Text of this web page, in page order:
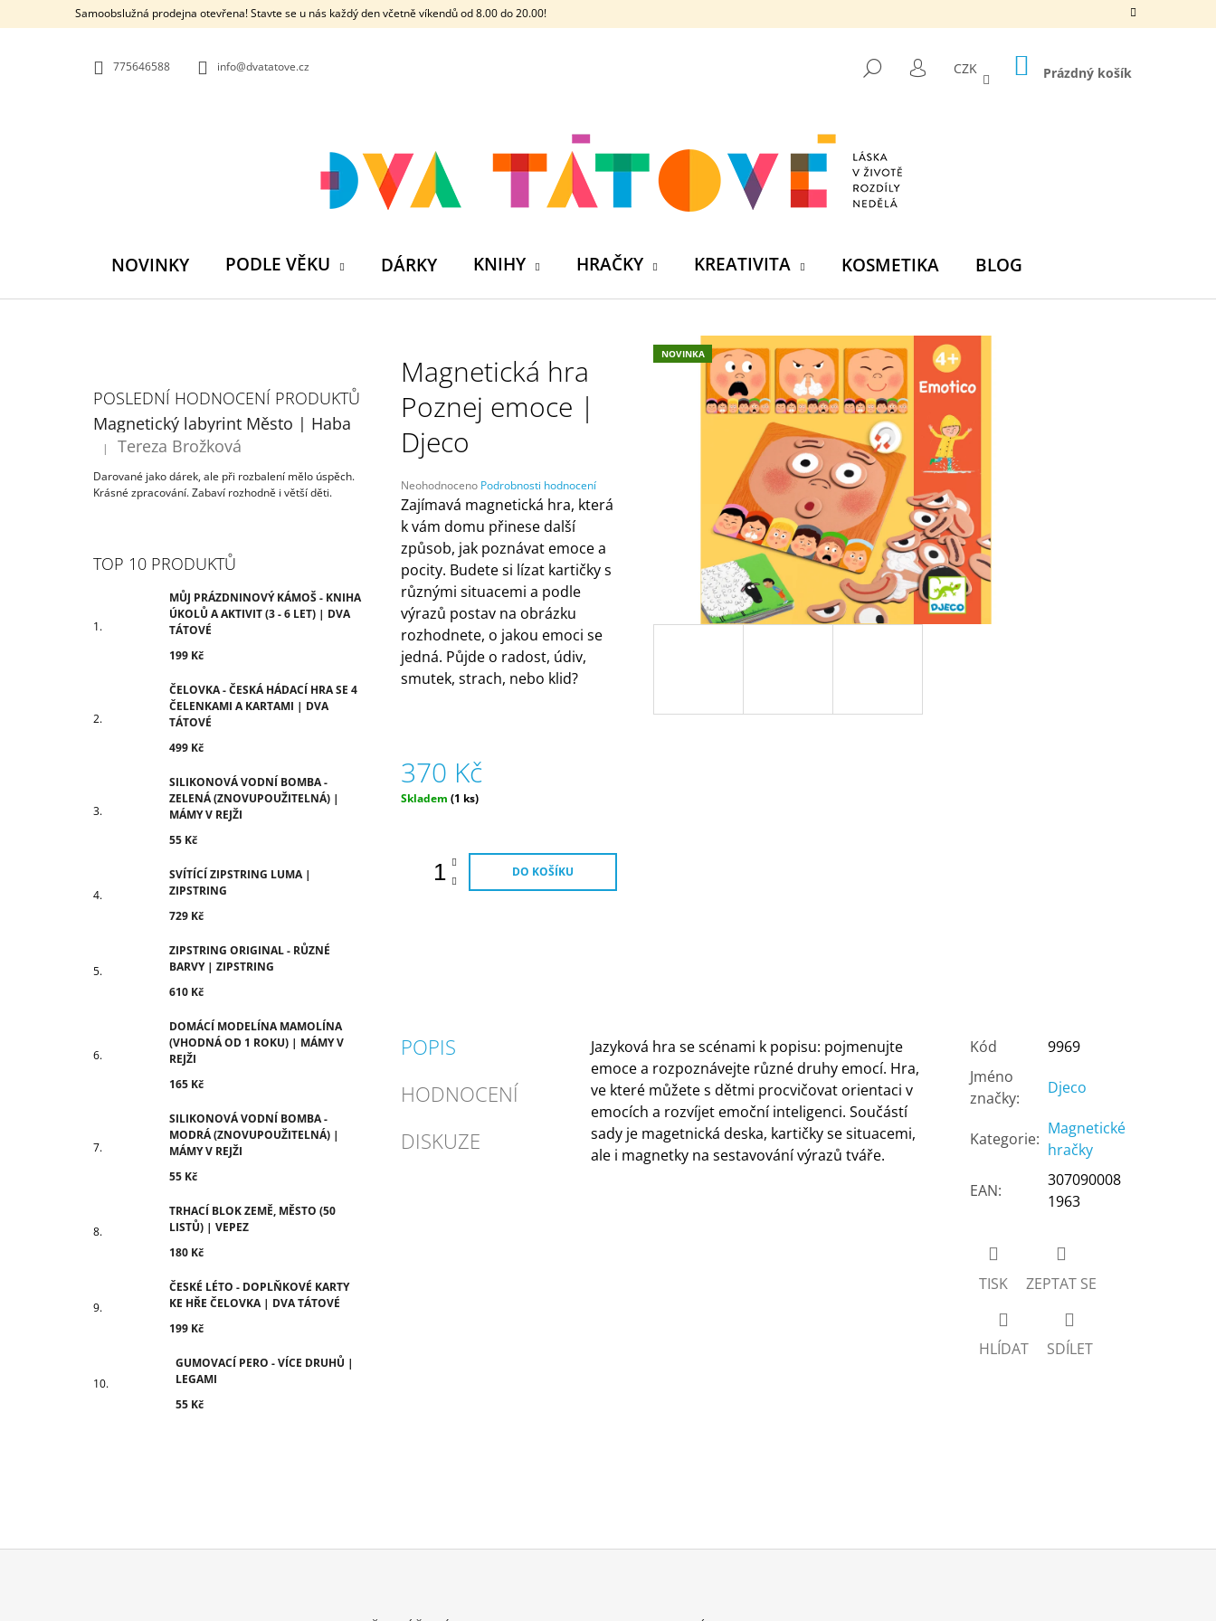
Samoobslužná prodejna otevřena! Stavte se u nás každý den včetně víkendů od 8.00 do 20.00!
775646588 info@dvatatove.cz HLEDAT
PŘIHLÁŠENÍ
CZK NÁKUPNÍ
KOŠÍK
Prázdný košík
NOVINKY PODLE VĚKU DÁRKY KNIHY HRAČKY KREATIVITA KOSMETIKA BLOG
POSLEDNÍ HODNOCENÍ PRODUKTŮ
Magnetický labyrint Město | Haba
Hodnocení produktu je 5 z 5 hvězdiček.
| Tereza Brožková
Darované jako dárek, ale při rozbalení mělo úspěch.
Krásné zpracování. Zabaví rozhodně i větší děti.
TOP 10 PRODUKTŮ
MŮJ PRÁZDNINOVÝ KÁMOŠ - KNIHA
ÚKOLŮ A AKTIVIT (3 - 6 LET) | DVA
TÁTOVÉ
199 Kč
ČELOVKA - ČESKÁ HÁDACÍ HRA SE 4
ČELENKAMI A KARTAMI | DVA
TÁTOVÉ
499 Kč
SILIKONOVÁ VODNÍ BOMBA -
ZELENÁ (ZNOVUPOUŽITELNÁ) |
MÁMY V REJŽI
55 Kč
SVÍTÍCÍ ZIPSTRING LUMA |
ZIPSTRING
729 Kč
ZIPSTRING ORIGINAL - RŮZNÉ
BARVY | ZIPSTRING
610 Kč
DOMÁCÍ MODELÍNA MAMOLÍNA
(VHODNÁ OD 1 ROKU) | MÁMY V
REJŽI
165 Kč
SILIKONOVÁ VODNÍ BOMBA -
MODRÁ (ZNOVUPOUŽITELNÁ) |
MÁMY V REJŽI
55 Kč
TRHACÍ BLOK ZEMĚ, MĚSTO (50
LISTŮ) | VEPEZ
180 Kč
ČESKÉ LÉTO - DOPLŇKOVÉ KARTY
KE HŘE ČELOVKA | DVA TÁTOVÉ
199 Kč
GUMOVACÍ PERO - VÍCE DRUHŮ |
LEGAMI
55 Kč
Magnetická hra
Poznej emoce |
Djeco
Průměrné
hodnocení
produktu
je
0,0
z
5
hvězdiček.
Neohodnoceno Podrobnosti hodnocení
NOVINKA
Zajímavá magnetická hra, která
k vám domu přinese další
způsob, jak poznávat emoce a
pocity. Budete si lízat kartičky s
různými situacemi a podle
výrazů postav na obrázku
rozhodnete, o jakou emoci se
jedná. Půjde o radost, údiv,
smutek, strach, nebo klid?
370 Kč
Měrná
Skladem (1 ks)
DO KOŠÍKU
POPIS
HODNOCENÍ
DISKUZE
Jazyková hra se scénami k popisu: pojmenujte
emoce a rozpoznávejte různé druhy emocí. Hra,
ve které můžete s dětmi procvičovat orientaci v
emocích a rozvíjet emoční inteligenci. Součástí
sady je magetnická deska, kartičky se situacemi,
ale i magnetky na sestavování výrazů tváře.
Kód
9969
Jméno
značky:
Djeco
Kategorie:
Magnetické
hračky
EAN:
307090008
1963
TISK ZEPTAT SE
HLÍDAT SDÍLET
O
HLEDAT
MŮJ PRÁZDNINOVÝ KÁMOŠ - KNIHA
ÚKOLŮ A AKTIVIT (3 - 6 LET) | DVA
TÁTOVÉ
199 Kč
ČELOVKA - ČESKÁ HÁDACÍ HRA SE 4
ČELENKAMI A KARTAMI | DVA TÁTOVÉ
499 Kč
SILIKONOVÁ VODNÍ BOMBA - ZELENÁ
(ZNOVUPOUŽITELNÁ) | MÁMY V REJŽI